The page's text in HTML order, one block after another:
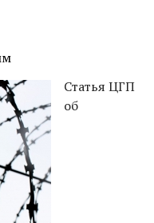
Статья ЦГП
об